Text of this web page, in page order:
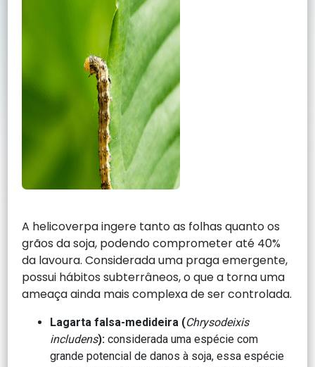
A helicoverpa ingere tanto as folhas quanto os
grãos da soja, podendo comprometer até 40%
da lavoura. Considerada uma praga emergente,
possui hábitos subterrâneos, o que a torna uma
ameaça ainda mais complexa de ser controlada.
Lagarta falsa-medideira (Chrysodeixis
includens):considerada uma espécie com
grande potencial de danos à soja, essa espécie